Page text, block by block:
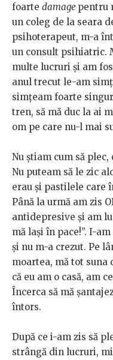
foarte damage pentru
un coleg de la seara
psihoterapeut, m-a
un consult psihiatric.
multe lucruri și am
anul trecut le-am
simțeam foarte
tren, să mă duc la ai
om pe care nu-l mai
Nu știam cum să
Nu puteam să le zic
erau și pastilele care
Până la urmă am zis
antidepresive și am
mă lași în pace!”. I-
și nu m-a crezut. Pe
moartea, mă tot
că eu am o casă, am
Încerca să mă
întors.
După ce i-am zis să
strângă din lucruri,